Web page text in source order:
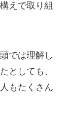
えで取り組
では理解し
としても、
もたくさん